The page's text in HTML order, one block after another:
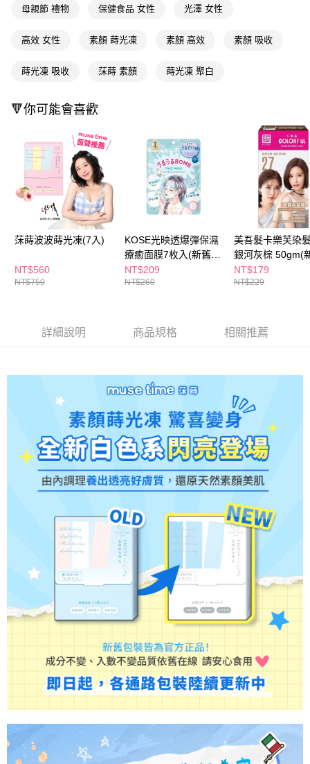
相關說明
便利好安心！
２．便利：只要手機號碼，簡訊認證，即可結帳。
３．安心：先確認商品／服務後，再付款。
【「AFTEE先享後付」結帳流程】
１．於結帳方式選擇「AFTEE先享後付」後，將跳轉至「AFTEE先享後付」
結帳頁面，進行簡訊認證並確認金額後，即可完成結帳。
２．訂單成立數日內，您將收到繳費通知簡訊。
３．收到繳費通知簡訊後14天內，點擊此簡訊中的連結，可透過四大超商／
ATM／網路銀行／等多元方式進行付款，方視為交易完成。
※ 請注意：結帳手續完成當下不需立刻繳費，但若您需要取消訂單，請聯絡
購買商品的店家。未經商家同意取消之訂單仍視為有效，需透過AFTEE先享
後付繳納相關費用。
※ 交易是否成功請以「AFTEE先享後付 」之結帳頁面顯示為準，若有關於
是否繳費成功／繳費後需取消欲退款等相關疑問，請聯繫「AFTEE先享後付
客戶支援中心」
https://netprotections.freshdesk.com/support/home
易，需依本服務之必要範圍內提供個人資料，並將交易相關給付款項請求債
權轉讓予恩沛科技股份有限公司。
３．未成年的使用者請事先徵得法定代理人或監護人之同意方可使用
「AFTEE先享後付」，若未經同意申辦者引起之損失，本公司不負相關責
４．使用「AFTEE先享後付」時，將依據個別帳號之用戶狀況，依本公司即
時審查核予不同之上限額度；若仍有額度不足之情形，本公司將視審查結果
請求用戶進行身份認證。
５．嚴禁一人註冊多個帳號或使用他人資訊註冊。若發現惡意使用之情形，
恩沛科技股份有限公司將有權停止該用戶之使用額度並採取法律行動。
全家取貨付款
每筆NT$65，滿NT$390(含以上)免運費
付款後全家取貨
每筆NT$65，滿NT$390(含以上)免運費
萊爾富取貨付款
每筆NT$65，滿NT$490(含以上)免運費
每筆NT$65，滿NT$490(含以上)免運費
付款後7-11取貨
每筆NT$100，滿NT$790(含以上)免運費
付款後寶雅門市自取(由倉庫統一出貨)
每筆NT$80，滿NT$290(含以上)免運費
母親節 禮物 保健食品 女性 光澤 女性
高效 女性 素顏 蒔光凍 素顏 高效 素顏 吸收
蒔光凍 吸收 莯蒔 素顏 蒔光凍 聚白
🔻你可能會喜歡
莯蒔波波蒔光凍(7入)
NT$560
NT$750
KOSE光映透爆彈保濕
療癒面膜7枚入(新舊包
裝隨機出貨)
NT$209
NT$260
美吾髮卡樂芙染
銀河灰棕 50gm(
包裝隨機出貨)
NT$179
NT$229
詳細說明 商品規格 相關推薦